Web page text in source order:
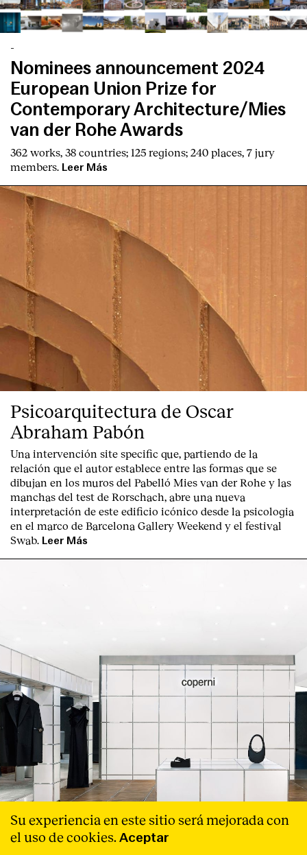
-
Nominees announcement 2024
European Union Prize for
Contemporary Architecture/Mies
van der Rohe Awards
362 works, 38 countries; 125 regions; 240 places, 7 jury
members. Leer Más
Psicoarquitectura de Oscar
Abraham Pabón
Una intervención site specific que, partiendo de la
relación que el autor establece entre las formas que se
dibujan en los muros del Pabelló Mies van der Rohe y las
manchas del test de Rorschach, abre una nueva
interpretación de este edificio icónico desde la psicologia
en el marco de Barcelona Gallery Weekend y el festival
Swab. Leer Más
Su experiencia en este sitio será mejorada con
el uso de cookies. Aceptar